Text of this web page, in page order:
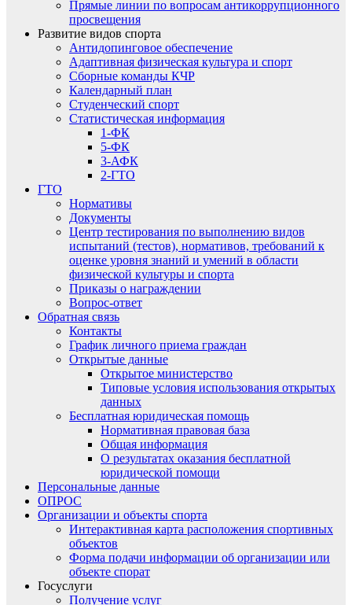
Прямые линии по вопросам антикоррупционного
просвещения
Развитие видов спорта
Антидопинговое обеспечение
Адаптивная физическая культура и спорт
Сборные команды КЧР
Календарный план
Студенческий спорт
Статистическая информация
1-ФК
5-ФК
3-АФК
2-ГТО
ГТО
Нормативы
Документы
Центр тестирования по выполнению видов
испытаний (тестов), нормативов, требований к
оценке уровня знаний и умений в области
физической культуры и спорта
Приказы о награждении
Вопрос-ответ
Обратная связь
Контакты
График личного приема граждан
Открытые данные
Открытое министерство
Типовые условия использования открытых
данных
Бесплатная юридическая помощь
Нормативная правовая база
Общая информация
О результатах оказания бесплатной
юридической помощи
Персональные данные
ОПРОС
Организации и объекты спорта
Интерактивная карта расположения спортивных
объектов
Форма подачи информации об организации или
объекте спорат
Госуслуги
Получение услуг